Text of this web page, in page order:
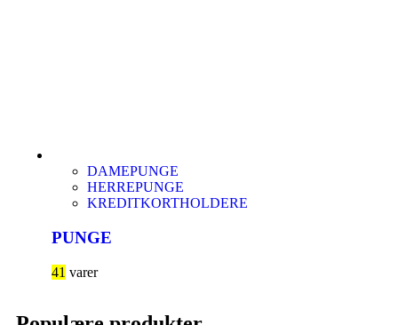
DAMEPUNGE
HERREPUNGE
KREDITKORTHOLDERE
PUNGE
41 varer